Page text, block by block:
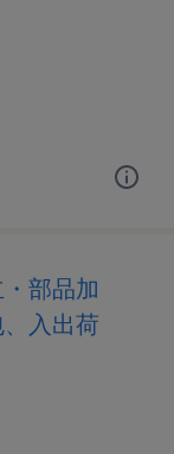
部品加
入出荷